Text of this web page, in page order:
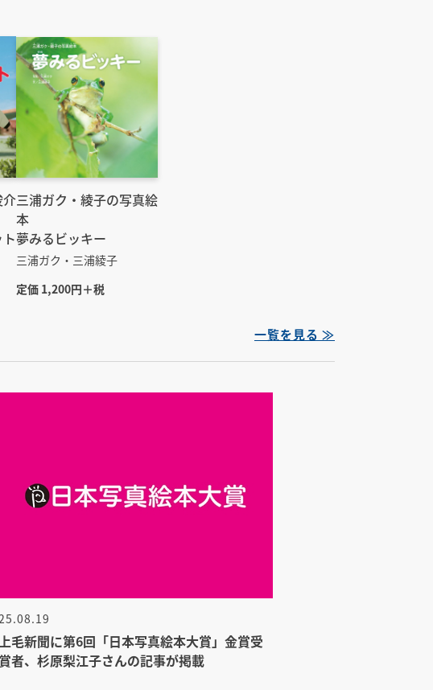
三浦ガク・綾子の写真絵
本
夢みるビッキー
三浦ガク・三浦綾子
定価 1,200円＋税
一覧を見る ≫
毛新聞に第6回「日本写真絵本大賞」金賞受
賞者、杉原梨江子さんの記事が掲載